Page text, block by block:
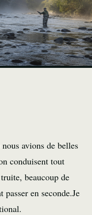
avions de belles
conduisent tout
beaucoup de
en seconde.Je